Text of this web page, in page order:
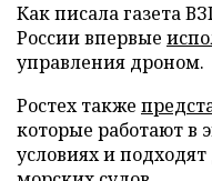
Как писала газета
России впервые
управления дроном.
Ростех также
которые работают в
условиях и